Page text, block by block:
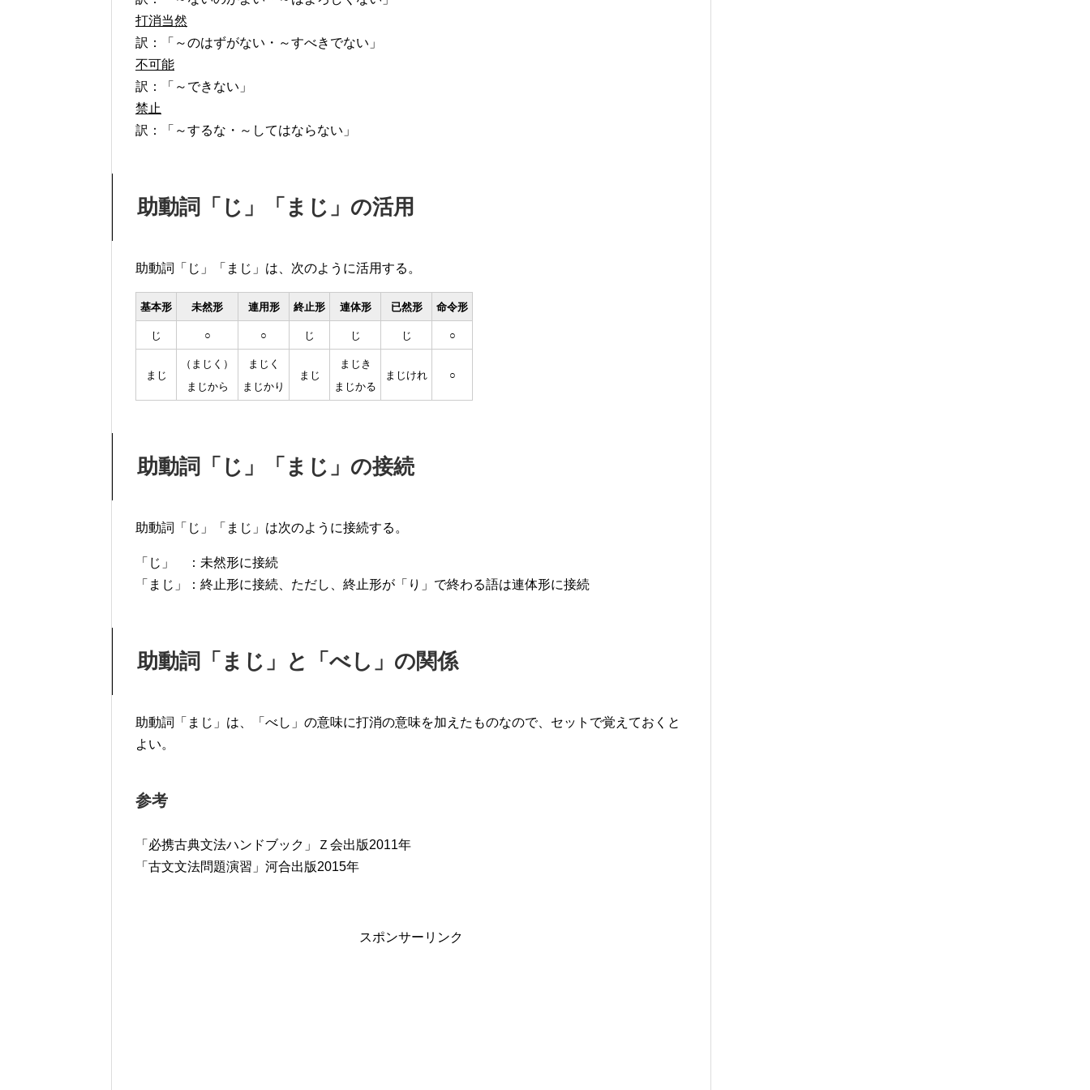
打消当然
訳：「～のはずがない・～すべきでない」
不可能
訳：「～できない」
禁止
訳：「～するな・～してはならない」
助動詞「じ」「まじ」の活用
助動詞「じ」「まじ」は、次のように活用する。
基本形 未然形 連用形 終止形 連体形 已然形 命令形
じ ○ ○ じ じ じ ○
まじ
（まじく）
まじから
まじく
まじかり
まじ
まじき
まじかる
まじけれ ○
助動詞「じ」「まじ」の接続
助動詞「じ」「まじ」は次のように接続する。
「じ」 ：未然形に接続
「まじ」：終止形に接続、ただし、終止形が「り」で終わる語は連体形に接続
助動詞「まじ」と「べし」の関係
助動詞「まじ」は、「べし」の意味に打消の意味を加えたものなので、セットで覚えておくと
よい。
参考
「必携古典文法ハンドブック」Ｚ会出版2011年
「古文文法問題演習」河合出版2015年
スポンサーリンク